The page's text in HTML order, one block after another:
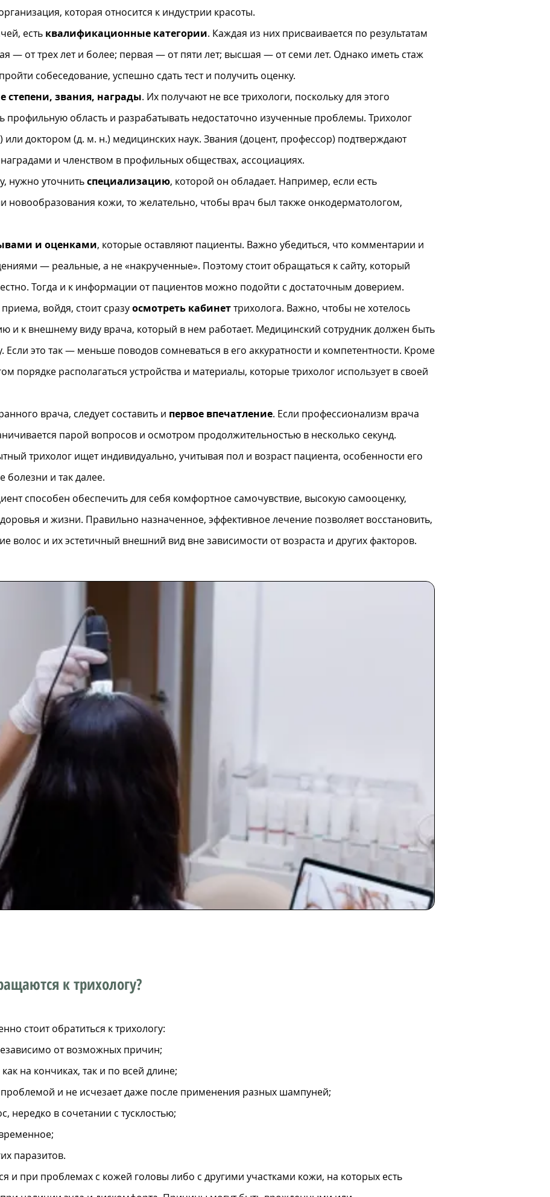
которая относится к индустрии красоты.
есть квалификационные категории. Каждая из них присваивается по результатам
— от трех лет и более; первая — от пяти лет; высшая — от семи лет. Однако иметь стаж
собеседование, успешно сдать тест и получить оценку.
степени, звания, награды. Их получают не все трихологи, поскольку для этого
профильную область и разрабатывать недостаточно изученные проблемы. Трихолог
или доктором (д. м. н.) медицинских наук. Звания (доцент, профессор) подтверждают
и членством в профильных обществах, ассоциациях.
нужно уточнитьспециализацию, которой он обладает. Например, если есть
новообразования кожи, то желательно, чтобы врач был также онкодерматологом,
и оценками, которые оставляют пациенты. Важно убедиться, что комментарии и
— реальные, а не «накрученные». Поэтому стоит обращаться к сайту, который
Тогда и к информации от пациентов можно подойти с достаточным доверием.
войдя, стоит сразуосмотреть кабинеттрихолога. Важно, чтобы не хотелось
и к внешнему виду врача, который в нем работает. Медицинский сотрудник должен быть
Если это так — меньше поводов сомневаться в его аккуратности и компетентности. Кроме
порядке располагаться устройства и материалы, которые трихолог использует в своей
врача, следует составить и первое впечатление. Если профессионализм врача
парой вопросов и осмотром продолжительностью в несколько секунд.
трихолог ищет индивидуально, учитывая пол и возраст пациента, особенности его
болезни и так далее.
способен обеспечить для себя комфортное самочувствие, высокую самооценку,
и жизни. Правильно назначенное, эффективное лечение позволяет восстановить,
волос и их эстетичный внешний вид вне зависимости от возраста и других факторов.
к трихологу?
стоит обратиться к трихологу:
от возможных причин;
на кончиках, так и по всей длине;
проблемой и не исчезает даже после применения разных шампуней;
нередко в сочетании с тусклостью;
паразитов.
и при проблемах с кожей головы либо с другими участками кожи, на которых есть